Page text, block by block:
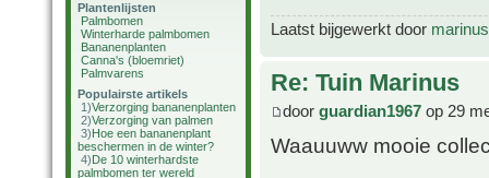
Plantenlijsten
Palmbomen
Winterharde palmbomen
Bananenplanten
Canna's (bloemriet)
Palmvarens
Populairste artikels
1)Verzorging bananenplanten
2)Verzorging van palmen
3)Hoe een bananenplant
beschermen in de winter?
4)De 10 winterhardste
palmbomen ter wereld
Laatst bijgewerkt door marinus
Re: Tuin Marinus
door guardian1967 op 29
Waauuww mooie